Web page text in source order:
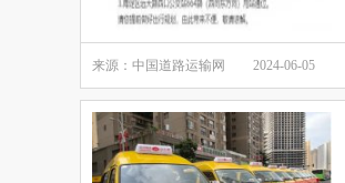
来源：中国道路运输网 2024-06-05